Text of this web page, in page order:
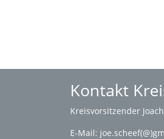
Kontakt
Kreisvorsitzender
E-Mail: